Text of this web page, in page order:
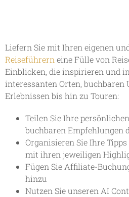
Liefern Sie mit Ihren eigenen
Reiseführern eine Fülle von
Einblicken, die inspirieren und
interessanten Orten,
Erlebnissen bis hin zu Touren:
Teilen Sie Ihre
buchbaren Empfehlungen
Organisieren Sie Ihre
mit ihren jeweiligen
Fügen Sie Affiliate-
hinzu
Nutzen Sie unseren AI